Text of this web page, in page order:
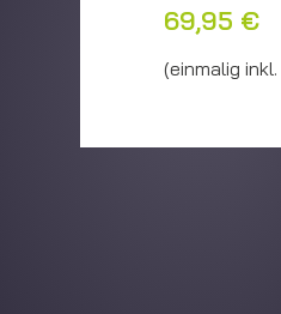
69,95 €
(einmalig